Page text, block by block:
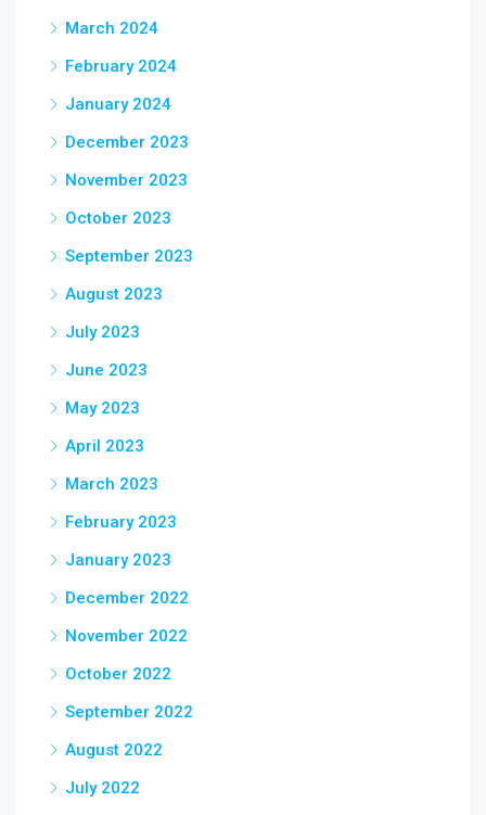
March 2024
February 2024
January 2024
December 2023
November 2023
October 2023
September 2023
August 2023
July 2023
June 2023
May 2023
April 2023
March 2023
February 2023
January 2023
December 2022
November 2022
October 2022
September 2022
August 2022
July 2022